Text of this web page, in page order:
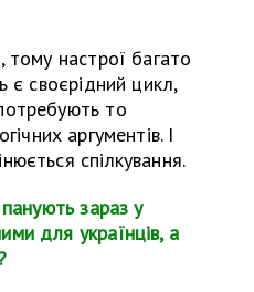
тому настрої багато
є своєрідний цикл,
то
аргументів. І
спілкування.
зараз у
для українців, а